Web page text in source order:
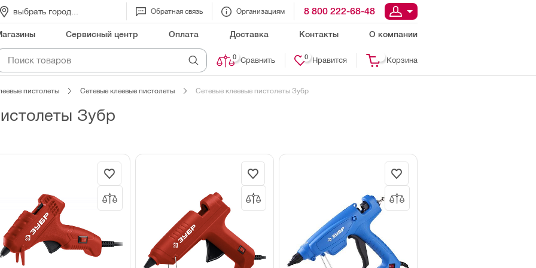
выбрать город... Обратная связь Организациям 8 800 222-68-48
Сервисный центр Оплата Доставка Контакты О компании
Сравнить
0 Нравится
0 Корзина
пистолеты Сетевые клеевые пистолеты Сетевые клеевые пистолеты Зубр
Зубр